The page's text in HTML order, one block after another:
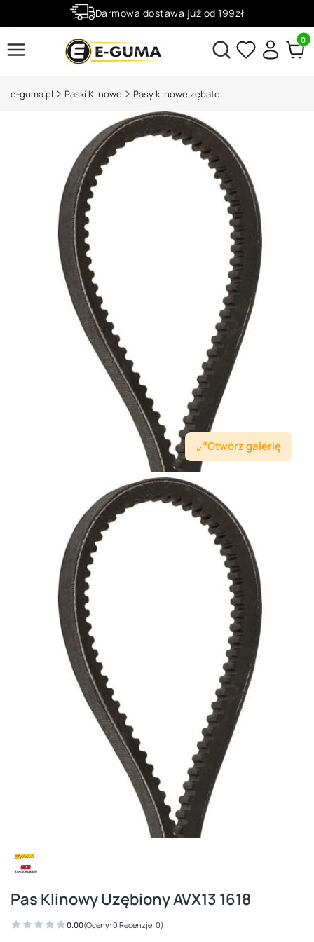
Darmowa dostawa już od 199zł
Rabaty -50% na wybrane produktyOtwórz wyszukiwarkę
e-guma.pl Paski Klinowe Pasy klinowe zębate
Otwórz galerię
Pas Klinowy Uzębiony AVX13 1618
0.00(Oceny: 0 Recenzje: 0)